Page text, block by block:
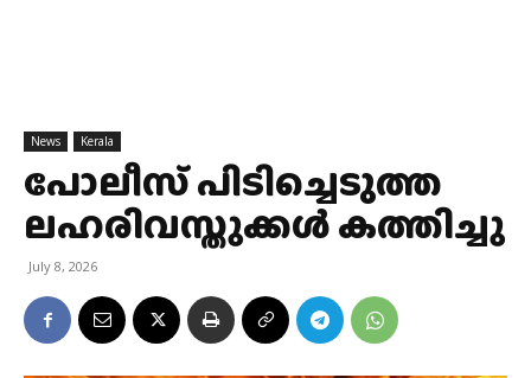
News Kerala
പോലീസ് പിടിച്ചെടുത്ത
ലഹരിവസ്തുക്കൾ കത്തിച്ചു
July 8, 2026